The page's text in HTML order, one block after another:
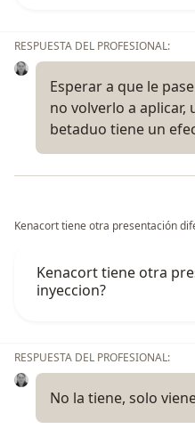
RESPUESTA DEL PROFESIONAL:
Esperar a que le
no volverlo a aplicar,
betaduo tiene un
Kenacort tiene otra presentación
Kenacort tiene otra
inyeccion?
RESPUESTA DEL PROFESIONAL:
No la tiene, solo